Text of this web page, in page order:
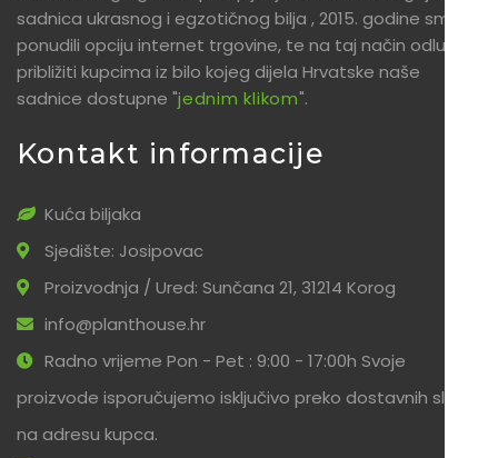
sadnica ukrasnog i egzotičnog bilja , 2015. godine smo
ponudili opciju internet trgovine, te na taj način odlučili
približiti kupcima iz bilo kojeg dijela Hrvatske naše
sadnice dostupne "jednim klikom".
Kontakt informacije
Kuća biljaka
Sjedište: Josipovac
Proizvodnja / Ured: Sunčana 21, 31214 Korog
info@planthouse.hr
Radno vrijeme Pon - Pet : 9:00 - 17:00h Svoje
proizvode isporučujemo isključivo preko dostavnih službi
na adresu kupca.